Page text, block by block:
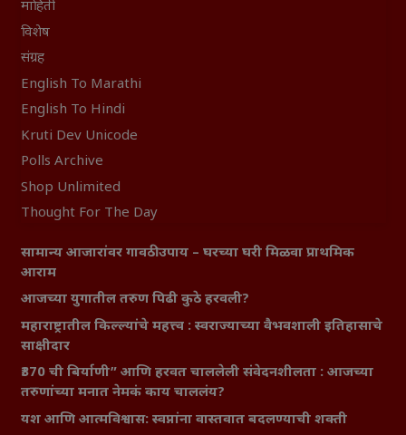
माहिती
विशेष
संग्रह
English To Marathi
English To Hindi
Kruti Dev Unicode
Polls Archive
Shop Unlimited
Thought For The Day
सामान्य आजारांवर गावठी उपाय – घरच्या घरी मिळवा प्राथमिक
आराम
आजच्या युगातील तरुण पिढी कुठे हरवली?
महाराष्ट्रातील किल्ल्यांचे महत्त्व : स्वराज्याच्या वैभवशाली इतिहासाचे
साक्षीदार
₹370 ची बिर्याणी” आणि हरवत चाललेली संवेदनशीलता : आजच्या
तरुणांच्या मनात नेमकं काय चाललंय?
यश आणि आत्मविश्वास: स्वप्नांना वास्तवात बदलण्याची शक्ती